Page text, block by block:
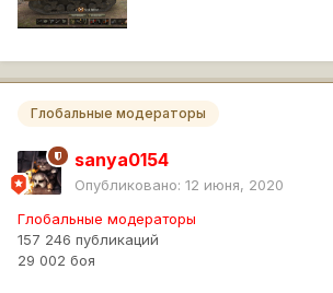
Глобальные модераторы
sanya0154
Опубликовано: 12 июня, 2020
Глобальные модераторы
157 246 публикаций
29 002 боя